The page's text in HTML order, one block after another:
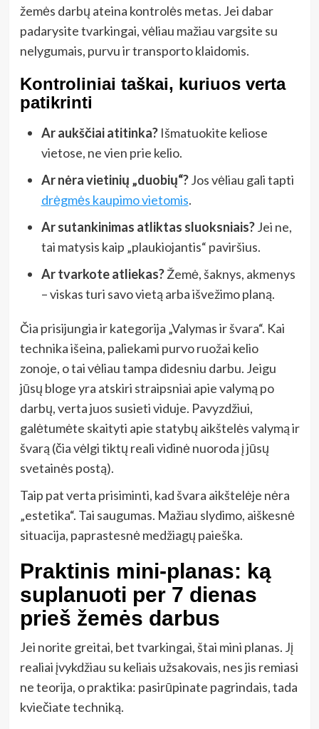
žemės darbų ateina kontrolės metas. Jei dabar
padarysite tvarkingai, vėliau mažiau vargsite su
nelygumais, purvu ir transporto klaidomis.
Kontroliniai taškai, kuriuos verta
patikrinti
Ar aukščiai atitinka?Išmatuokite keliose
vietose, ne vien prie kelio.
Ar nėra vietinių „duobių“?Jos vėliau gali tapti
drėgmės kaupimo vietomis.
Ar sutankinimas atliktas sluoksniais?Jei ne,
tai matysis kaip „plaukiojantis“ paviršius.
Ar tvarkote atliekas?Žemė, šaknys, akmenys
– viskas turi savo vietą arba išvežimo planą.
Čia prisijungia ir kategorija „Valymas ir švara“. Kai
technika išeina, paliekami purvo ruožai kelio
zonoje, o tai vėliau tampa didesniu darbu. Jeigu
jūsų bloge yra atskiri straipsniai apie valymą po
darbų, verta juos susieti viduje. Pavyzdžiui,
galėtumėte skaityti apie statybų aikštelės valymą ir
švarą (čia vėlgi tiktų reali vidinė nuoroda į jūsų
svetainės postą).
Taip pat verta prisiminti, kad švara aikštelėje nėra
„estetika“. Tai saugumas. Mažiau slydimo, aiškesnė
situacija, paprastesnė medžiagų paieška.
Praktinis mini-planas: ką
suplanuoti per 7 dienas
prieš žemės darbus
Jei norite greitai, bet tvarkingai, štai mini planas. Jį
realiai įvykdžiau su keliais užsakovais, nes jis remiasi
ne teorija, o praktika: pasirūpinate pagrindais, tada
kviečiate techniką.